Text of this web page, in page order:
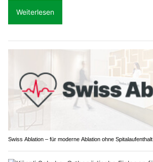
Weiterlesen
Swiss Ablation – für moderne Ablation ohne Spitalaufenthalt